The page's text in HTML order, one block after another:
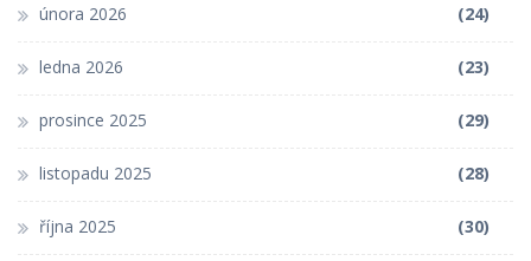
února 2026 (24)
ledna 2026 (23)
prosince 2025 (29)
listopadu 2025 (28)
října 2025 (30)